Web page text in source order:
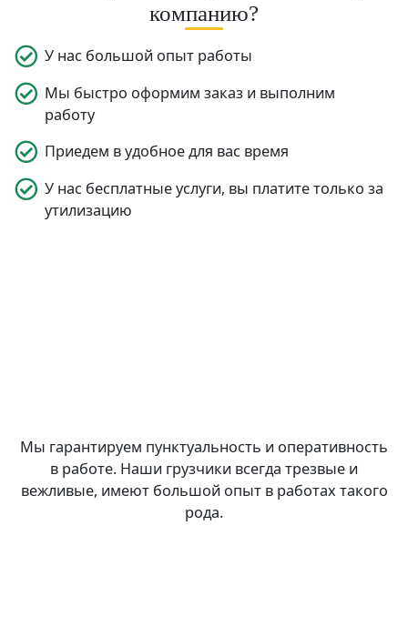
компанию?
У нас большой опыт работы
Мы быстро оформим заказ и выполним
работу
Приедем в удобное для вас время
У нас бесплатные услуги, вы платите только за
утилизацию
Мы гарантируем пунктуальность и оперативность
в работе. Наши грузчики всегда трезвые и
вежливые, имеют большой опыт в работах такого
рода.